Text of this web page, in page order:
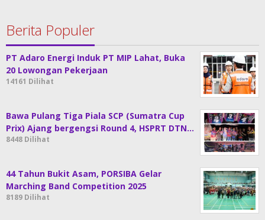
Berita Populer
PT Adaro Energi Induk PT MIP Lahat, Buka
20 Lowongan Pekerjaan
14161 Dilihat
Bawa Pulang Tiga Piala SCP (Sumatra Cup
Prix) Ajang bergengsi Round 4, HSPRT DTN…
8448 Dilihat
44 Tahun Bukit Asam, PORSIBA Gelar
Marching Band Competition 2025
8189 Dilihat